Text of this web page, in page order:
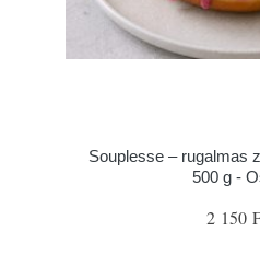
Souplesse – rugalmas
500 g -
2 150